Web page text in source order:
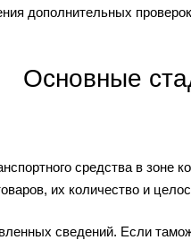
дополнительных
Основные
средства в
их количество и
сведений. Если